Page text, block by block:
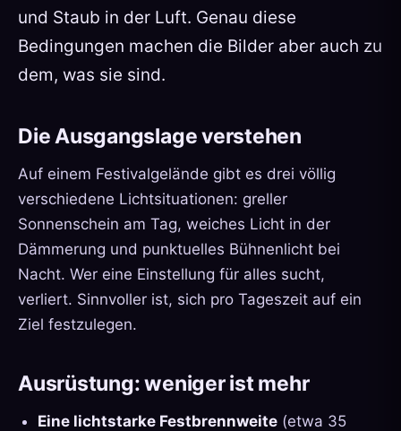
und Staub in der Luft. Genau diese
Bedingungen machen die Bilder aber auch zu
dem, was sie sind.
Die Ausgangslage verstehen
Auf einem Festivalgelände gibt es drei völlig
verschiedene Lichtsituationen: greller
Sonnenschein am Tag, weiches Licht in der
Dämmerung und punktuelles Bühnenlicht bei
Nacht. Wer eine Einstellung für alles sucht,
verliert. Sinnvoller ist, sich pro Tageszeit auf ein
Ziel festzulegen.
Ausrüstung: weniger ist mehr
Eine lichtstarke Festbrennweite (etwa 35